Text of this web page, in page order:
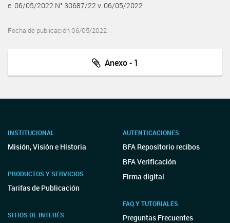
e. 06/05/2022 N° 30687/22 v. 06/05/2022
Fecha de publicación 06/05/2022
Anexo - 1
INSTITUCIONAL
Misión, Visión e Historia
PRODUCTOS Y SERVICIOS
Tarifas de Publicación
SITIOS DE INTERÉS
AUTENTICACIONES
BFA Repositorio recibos
BFA Verificación
Firma digital
FAQ Y TUTORIALES
Preguntas Frecuentes